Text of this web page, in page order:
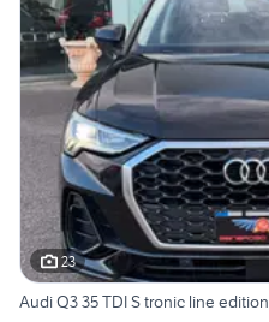
23
Audi Q3 35 TDI S tronic line edition